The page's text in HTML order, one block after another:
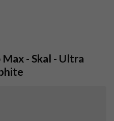
- Skal - Ultra